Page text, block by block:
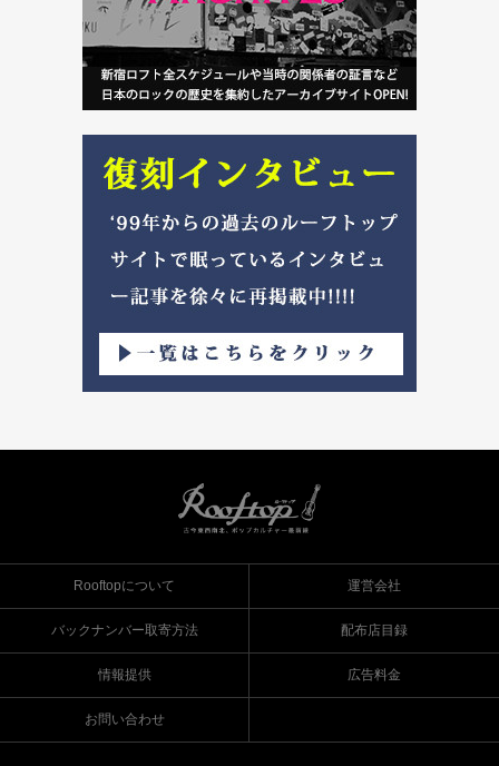
Rooftopについて 運営会社
バックナンバー取寄方法 配布店目録
情報提供 広告料金
お問い合わせ